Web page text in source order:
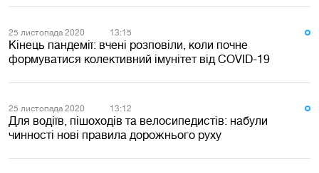
25 листопада 2020 13:15
Кінець пандемії: вчені розповіли, коли почне
формуватися колективний імунітет від COVID-19
25 листопада 2020 13:12
Для водіїв, пішоходів та велосипедистів: набули
чинності нові правила дорожнього руху